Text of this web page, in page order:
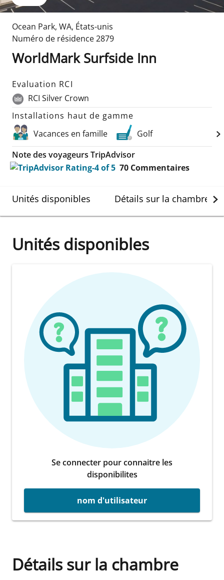
Ocean Park, WA, États-unis
Numéro de résidence2879
WorldMark Surfside Inn
Evaluation RCI
RCI Silver Crown
Installations haut de gamme
Vacances en famille
Golf
Note des voyageurs TripAdvisor
70 Commentaires
Unités disponibles Détails sur la chambre
Unités disponibles
Se connecter pour connaitre les
disponibilites
nom d'utilisateur
Détails sur la chambre